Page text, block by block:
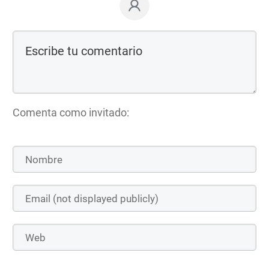
Comenta como invitado: